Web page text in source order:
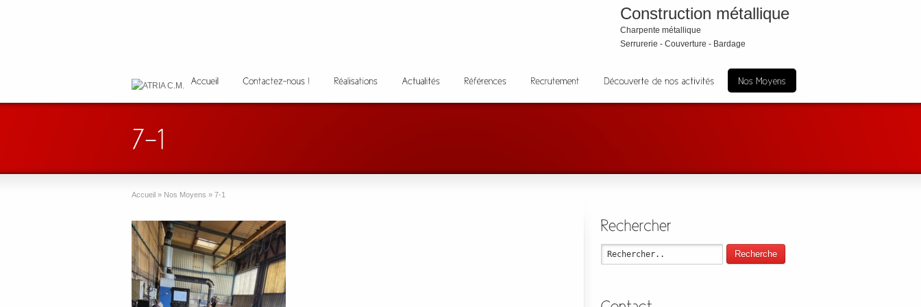
Construction métallique
Charpente métallique
Serrurerie - Couverture - Bardage
Accueil » Nos Moyens » 7-1
Recherche